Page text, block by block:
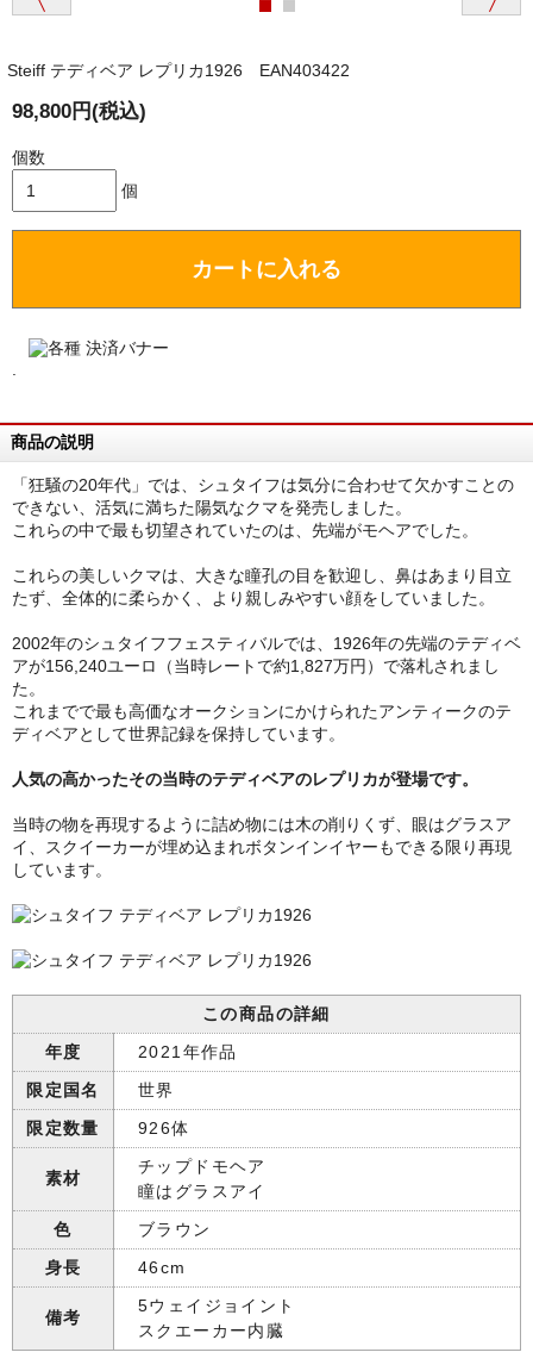
Steiff テディベア レプリカ1926 EAN403422
98,800円(税込)
個数
個
カートに入れる
商品の説明
「狂騒の20年代」では、シュタイフは気分に合わせて欠かすことの
できない、活気に満ちた陽気なクマを発売しました。
これらの中で最も切望されていたのは、先端がモヘアでした。
これらの美しいクマは、大きな瞳孔の目を歓迎し、鼻はあまり目立
たず、全体的に柔らかく、より親しみやすい顔をしていました。
2002年のシュタイフフェスティバルでは、1926年の先端のテディベ
アが156,240ユーロ（当時レートで約1,827万円）で落札されまし
た。
これまでで最も高価なオークションにかけられたアンティークのテ
ディベアとして世界記録を保持しています。
人気の高かったその当時のテディベアのレプリカが登場です。
当時の物を再現するように詰め物には木の削りくず、眼はグラスア
イ、スクイーカーが埋め込まれボタンインイヤーもできる限り再現
しています。
この商品の詳細
年度
2021年作品
限定国名
世界
限定数量
926体
素材
チップドモヘア
瞳はグラスアイ
色
ブラウン
身長
46cm
備考
5ウェイジョイント
スクエーカー内臓